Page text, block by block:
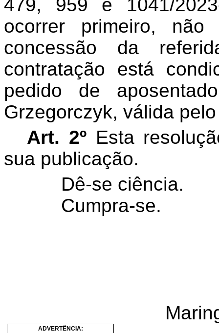
479, 959 e 1041/
ocorrer primeiro,
concessão da
contratação está
pedido de
Grzegorczyk, válida
Art. 2º Esta
sua publicação.
Dê-se ciência.
Cumpra-
ADVERTÊNCIA: